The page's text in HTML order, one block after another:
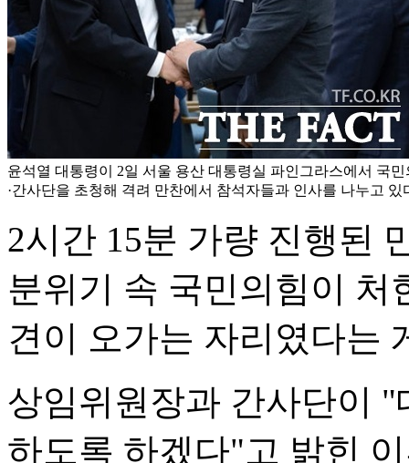
윤석열 대통령이 2일 서울 용산 대통령실 파인그라스에서 국
·간사단을 초청해 격려 만찬에서 참석자들과 인사를 나누고 있
2시간 15분 가량 진행된
분위기 속 국민의힘이 처
견이 오가는 자리였다는
상임위원장과 간사단이
하도록 하겠다"고 밝힌